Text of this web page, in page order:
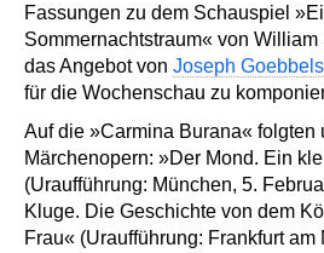
Fassungen zu dem Schauspiel
Sommernachtstraum« von
das Angebot von Joseph Goebbels
für die Wochenschau zu
Auf die »Carmina Burana« folgten
Märchenopern: »Der Mond. Ein
(Uraufführung: München, 5.
Kluge. Die Geschichte von dem
Frau« (Uraufführung: Frankfurt am